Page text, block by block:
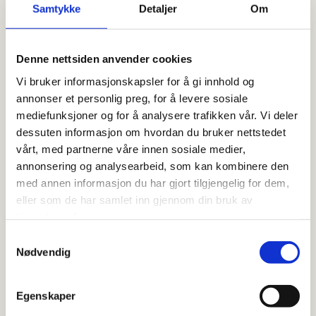
Samtykke Detaljer Om
Denne nettsiden anvender cookies
Vi bruker informasjonskapsler for å gi innhold og
annonser et personlig preg, for å levere sosiale
mediefunksjoner og for å analysere trafikken vår. Vi deler
dessuten informasjon om hvordan du bruker nettstedet
vårt, med partnerne våre innen sosiale medier,
annonsering og analysearbeid, som kan kombinere den
med annen informasjon du har gjort tilgjengelig for dem,
eller som de har samlet inn gjennom din bruk av
Nødvendig
Egenskaper